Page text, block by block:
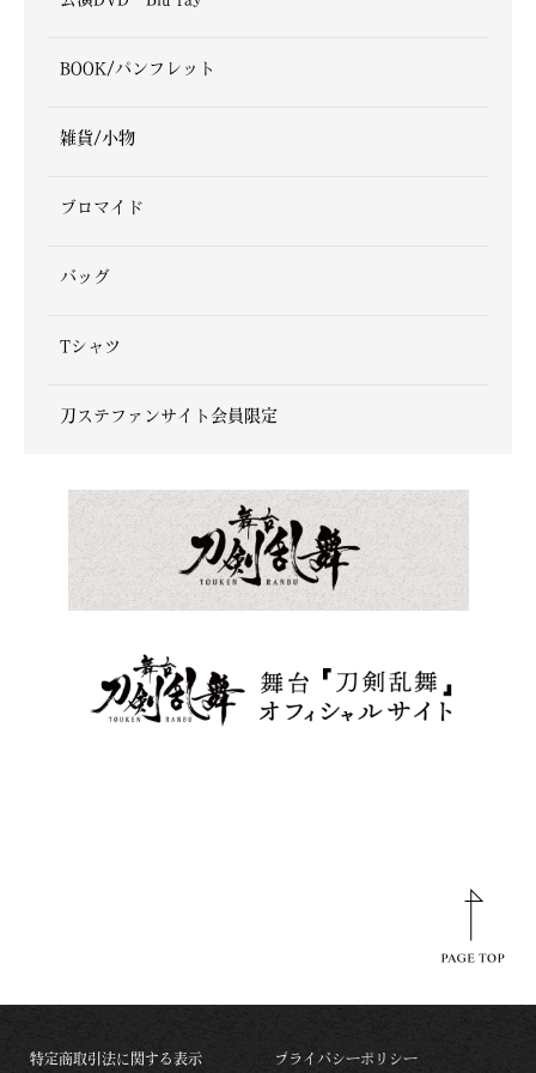
BOOK/パンフレット
雑貨/小物
ブロマイド
バッグ
Tシャツ
刀ステファンサイト会員限定
特定商取引法に関する表示 プライバシーポリシー